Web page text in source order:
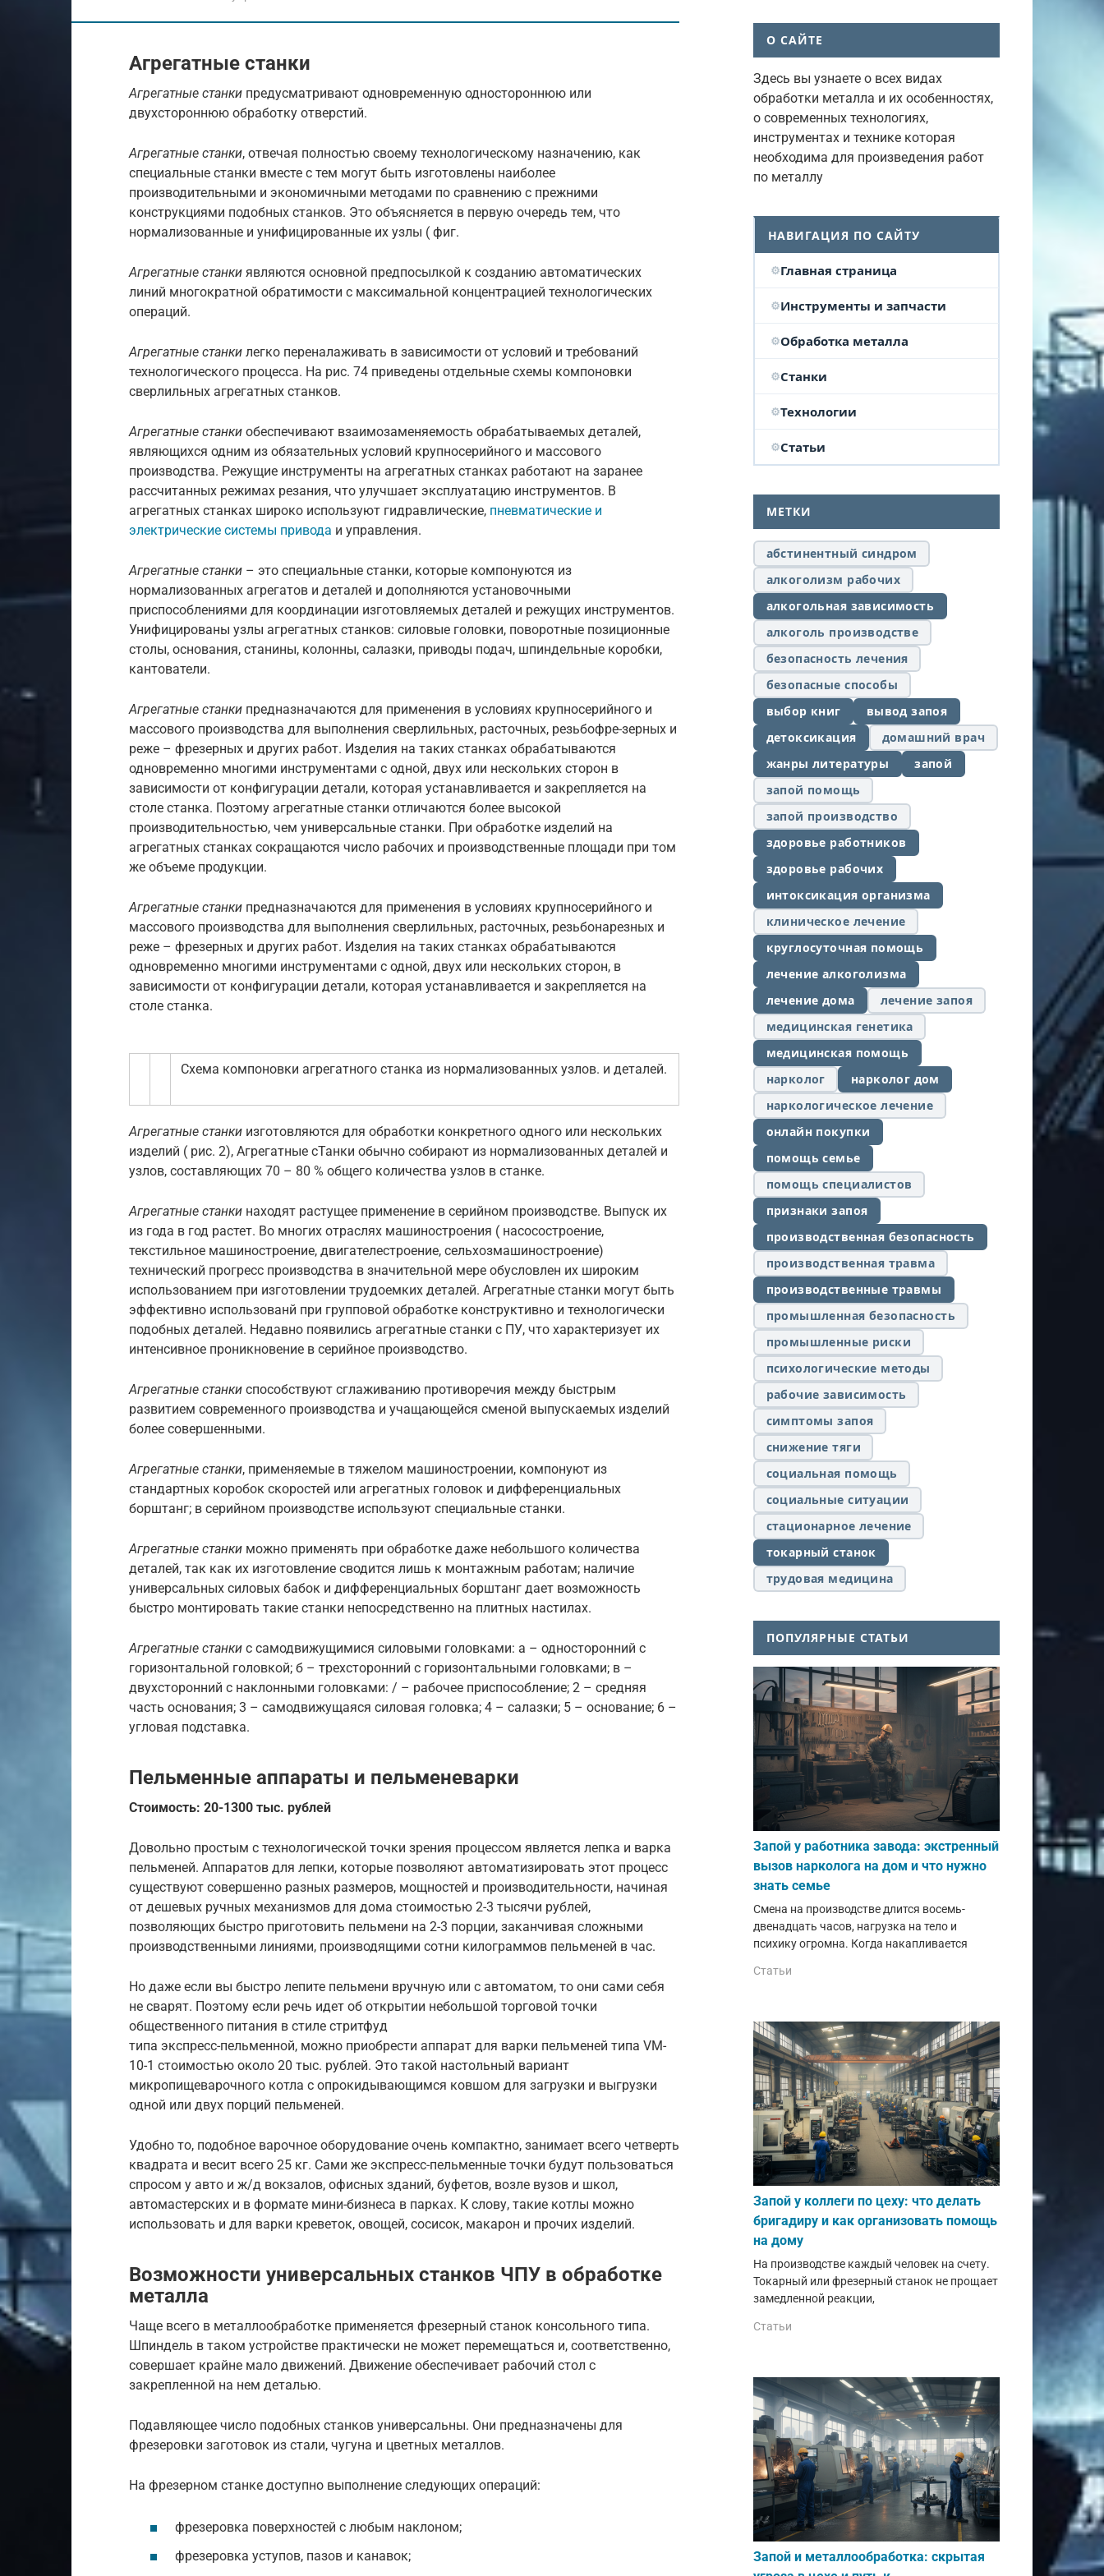
Агрегатные станки
Агрегатные станки предусматривают одновременную одностороннюю или
двухстороннюю обработку отверстий.
Агрегатные станки, отвечая полностью своему технологическому назначению, как
специальные станки вместе с тем могут быть изготовлены наиболее
производительными и экономичными методами по сравнению с прежними
конструкциями подобных станков. Это объясняется в первую очередь тем, что
нормализованные и унифицированные их узлы ( фиг.
Агрегатные станки являются основной предпосылкой к созданию автоматических
линий многократной обратимости с максимальной концентрацией технологических
операций.
Агрегатные станки легко переналаживать в зависимости от условий и требований
технологического процесса. На рис. 74 приведены отдельные схемы компоновки
сверлильных агрегатных станков.
Агрегатные станки обеспечивают взаимозаменяемость обрабатываемых деталей,
являющихся одним из обязательных условий крупносерийного и массового
производства. Режущие инструменты на агрегатных станках работают на заранее
рассчитанных режимах резания, что улучшает эксплуатацию инструментов. В
агрегатных станках широко используют гидравлические, пневматические и
электрические системы привода и управления.
Агрегатные станки – это специальные станки, которые компонуются из
нормализованных агрегатов и деталей и дополняются установочными
приспособлениями для координации изготовляемых деталей и режущих инструментов.
Унифицированы узлы агрегатных станков: силовые головки, поворотные позиционные
столы, основания, станины, колонны, салазки, приводы подач, шпиндельные коробки,
кантователи.
Агрегатные станки предназначаются для применения в условиях крупносерийного и
массового производства для выполнения сверлильных, расточных, резьбофре-зерных и
реже – фрезерных и других работ. Изделия на таких станках обрабатываются
одновременно многими инструментами с одной, двух или нескольких сторон в
зависимости от конфигурации детали, которая устанавливается и закрепляется на
столе станка. Поэтому агрегатные станки отличаются более высокой
производительностью, чем универсальные станки. При обработке изделий на
агрегатных станках сокращаются число рабочих и производственные площади при том
же объеме продукции.
Агрегатные станки предназначаются для применения в условиях крупносерийного и
массового производства для выполнения сверлильных, расточных, резьбонарезных и
реже – фрезерных и других работ. Изделия на таких станках обрабатываются
одновременно многими инструментами с одной, двух или нескольких сторон, в
зависимости от конфигурации детали, которая устанавливается и закрепляется на
столе станка.
Схема компоновки агрегатного станка из нормализованных узлов. и деталей.
Агрегатные станки изготовляются для обработки конкретного одного или нескольких
изделий ( рис. 2), Агрегатные сТанки обычно собирают из нормализованных деталей и
узлов, составляющих 70 – 80 % общего количества узлов в станке.
Агрегатные станки находят растущее применение в серийном производстве. Выпуск их
из года в год растет. Во многих отраслях машиностроения ( насосостроение,
текстильное машиностроение, двигателестроение, сельхозмашиностроение)
технический прогресс производства в значительной мере обусловлен их широким
использованием при изготовлении трудоемких деталей. Агрегатные станки могут быть
эффективно использованй при групповой обработке конструктивно и технологически
подобных деталей. Недавно появились агрегатные станки с ПУ, что характеризует их
интенсивное проникновение в серийное производство.
Агрегатные станки способствуют сглаживанию противоречия между быстрым
развитием современного производства и учащающейся сменой выпускаемых изделий
более совершенными.
Агрегатные станки, применяемые в тяжелом машиностроении, компонуют из
стандартных коробок скоростей или агрегатных головок и дифференциальных
борштанг; в серийном производстве используют специальные станки.
Агрегатные станки можно применять при обработке даже небольшого количества
деталей, так как их изготовление сводится лишь к монтажным работам; наличие
универсальных силовых бабок и дифференциальных борштанг дает возможность
быстро монтировать такие станки непосредственно на плитных настилах.
Агрегатные станки с самодвижущимися силовыми головками: а – односторонний с
горизонтальной головкой; б – трехсторонний с горизонтальными головками; в –
двухсторонний с наклонными головками: / – рабочее приспособление; 2 – средняя
часть основания; 3 – самодвижущаяся силовая головка; 4 – салазки; 5 – основание; 6 –
угловая подставка.
Пельменные аппараты и пельменеварки
Стоимость: 20-1300 тыс. рублей
Довольно простым с технологической точки зрения процессом является лепка и варка
пельменей. Аппаратов для лепки, которые позволяют автоматизировать этот процесс
существуют совершенно разных размеров, мощностей и производительности, начиная
от дешевых ручных механизмов для дома стоимостью 2-3 тысячи рублей,
позволяющих быстро приготовить пельмени на 2-3 порции, заканчивая сложными
производственными линиями, производящими сотни килограммов пельменей в час.
Но даже если вы быстро лепите пельмени вручную или с автоматом, то они сами себя
не сварят. Поэтому если речь идет об открытии небольшой торговой точки
общественного питания в стиле стритфуд
типа экспресс-пельменной, можно приобрести аппарат для варки пельменей типа VM-
10-1 стоимостью около 20 тыс. рублей. Это такой настольный вариант
микропищеварочного котла с опрокидывающимся ковшом для загрузки и выгрузки
одной или двух порций пельменей.
Удобно то, подобное варочное оборудование очень компактно, занимает всего четверть
квадрата и весит всего 25 кг. Сами же экспресс-пельменные точки будут пользоваться
спросом у авто и ж/д вокзалов, офисных зданий, буфетов, возле вузов и школ,
автомастерских и в формате мини-бизнеса в парках. К слову, такие котлы можно
использовать и для варки креветок, овощей, сосисок, макарон и прочих изделий.
Возможности универсальных станков ЧПУ в обработке
металла
Чаще всего в металлообработке применяется фрезерный станок консольного типа.
Шпиндель в таком устройстве практически не может перемещаться и, соответственно,
совершает крайне мало движений. Движение обеспечивает рабочий стол с
закрепленной на нем деталью.
Подавляющее число подобных станков универсальны. Они предназначены для
фрезеровки заготовок из стали, чугуна и цветных металлов.
На фрезерном станке доступно выполнение следующих операций:
фрезеровка поверхностей с любым наклоном;
фрезеровка уступов, пазов и канавок;
О САЙТЕ
Здесь вы узнаете о всех видах
обработки металла и их особенностях,
о современных технологиях,
инструментах и технике которая
необходима для произведения работ
по металлу
НАВИГАЦИЯ ПО САЙТУ
Главная страница
Инструменты и запчасти
Обработка металла
Станки
Технологии
Статьи
МЕТКИ
абстинентный синдром
алкоголизм рабочих
алкогольная зависимость
алкоголь производстве
безопасность лечения
безопасные способы
выбор книг
вывод запоя
детоксикация
домашний врач
жанры литературы
запой
запой помощь
запой производство
здоровье работников
здоровье рабочих
интоксикация организма
клиническое лечение
круглосуточная помощь
лечение алкоголизма
лечение дома
лечение запоя
медицинская генетика
медицинская помощь
нарколог
нарколог дом
наркологическое лечение
онлайн покупки
помощь семье
помощь специалистов
признаки запоя
производственная безопасность
производственная травма
производственные травмы
промышленная безопасность
промышленные риски
психологические методы
рабочие зависимость
симптомы запоя
снижение тяги
социальная помощь
социальные ситуации
стационарное лечение
токарный станок
трудовая медицина
ПОПУЛЯРНЫЕ СТАТЬИ
Запой у работника завода: экстренный
вызов нарколога на дом и что нужно
знать семье
Смена на производстве длится восемь-
двенадцать часов, нагрузка на тело и
психику огромна. Когда накапливается
Статьи
Запой у коллеги по цеху: что делать
бригадиру и как организовать помощь
на дому
На производстве каждый человек на счету.
Токарный или фрезерный станок не прощает
замедленной реакции,
Статьи
Запой и металлообработка: скрытая